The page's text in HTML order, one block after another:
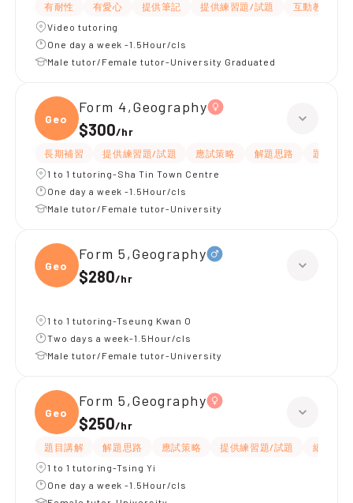
有耐性 有愛心 提供筆記 提供練習題/試題 互動教學
Video tutoring
One day a week -1.5Hour/cls
Male tutor/Female tutor-University Graduated
Geogr
Form 4,Geography
$300/hr
長期補習 提供練習題/試題 應試策略 解題思路
題目講解
1 to 1 tutoring-Sha Tin Town Centre
One day a week -1.5Hour/cls
Male tutor/Female tutor-University
Geogr
Form 5,Geography
$280/hr
1 to 1 tutoring-Tseung Kwan O
Two days a week-1.5Hour/cls
Male tutor/Female tutor-University
Geogr
Form 5,Geography
$250/hr
題目講解 解題思路 應試策略 提供練習題/試題
細心
1 to 1 tutoring-Tsing Yi
One day a week -1.5Hour/cls